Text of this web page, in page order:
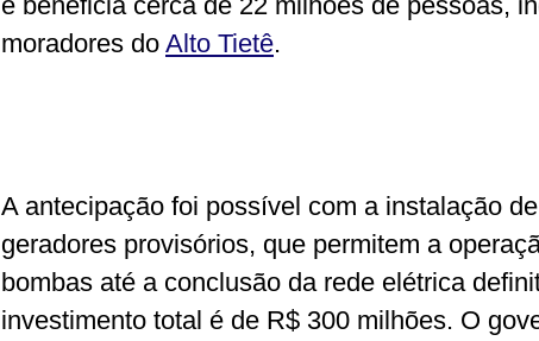
moradores do Alto Tietê.
A antecipação foi possível com a instalação
geradores provisórios, que permitem a
bombas até a conclusão da rede elétrica
investimento total é de R$ 300 milhões. O